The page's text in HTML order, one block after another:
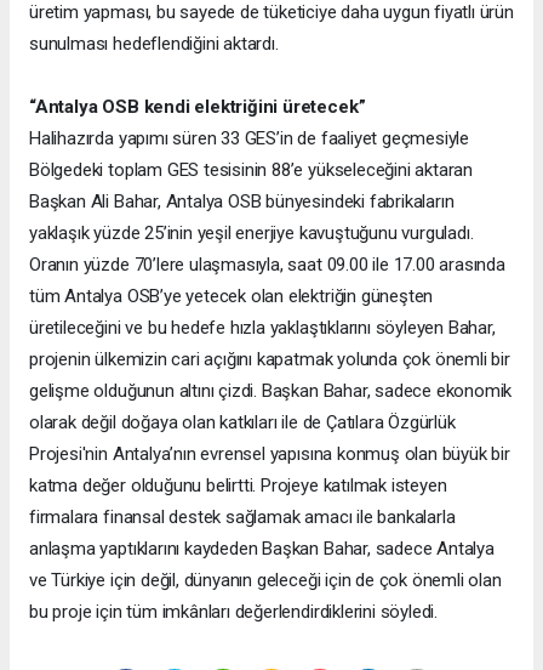
üretim yapması, bu sayede de tüketiciye daha uygun fiyatlı ürün
sunulması hedeflendiğini aktardı.
“Antalya OSB kendi elektriğini üretecek”
Halihazırda yapımı süren 33 GES’in de faaliyet geçmesiyle
Bölgedeki toplam GES tesisinin 88’e yükseleceğini aktaran
Başkan Ali Bahar, Antalya OSB bünyesindeki fabrikaların
yaklaşık yüzde 25’inin yeşil enerjiye kavuştuğunu vurguladı.
Oranın yüzde 70’lere ulaşmasıyla, saat 09.00 ile 17.00 arasında
tüm Antalya OSB’ye yetecek olan elektriğin güneşten
üretileceğini ve bu hedefe hızla yaklaştıklarını söyleyen Bahar,
projenin ülkemizin cari açığını kapatmak yolunda çok önemli bir
gelişme olduğunun altını çizdi. Başkan Bahar, sadece ekonomik
olarak değil doğaya olan katkıları ile de Çatılara Özgürlük
Projesi'nin Antalya’nın evrensel yapısına konmuş olan büyük bir
katma değer olduğunu belirtti. Projeye katılmak isteyen
firmalara finansal destek sağlamak amacı ile bankalarla
anlaşma yaptıklarını kaydeden Başkan Bahar, sadece Antalya
ve Türkiye için değil, dünyanın geleceği için de çok önemli olan
bu proje için tüm imkânları değerlendirdiklerini söyledi.